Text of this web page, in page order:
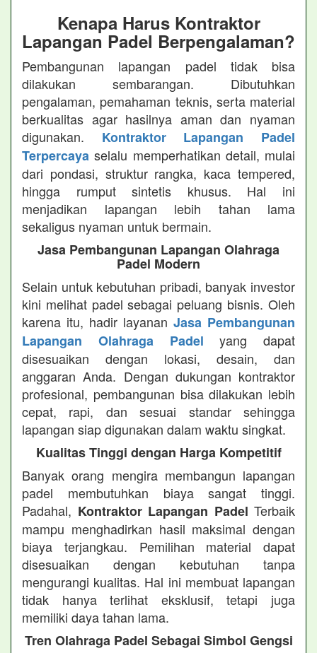
Kenapa Harus Kontraktor
Lapangan Padel Berpengalaman?
Pembangunan lapangan padel tidak bisa
dilakukan sembarangan. Dibutuhkan
pengalaman, pemahaman teknis, serta material
berkualitas agar hasilnya aman dan nyaman
digunakan. Kontraktor Lapangan Padel
Terpercaya selalu memperhatikan detail, mulai
dari pondasi, struktur rangka, kaca tempered,
hingga rumput sintetis khusus. Hal ini
menjadikan lapangan lebih tahan lama
sekaligus nyaman untuk bermain.
Jasa Pembangunan Lapangan Olahraga
Padel Modern
Selain untuk kebutuhan pribadi, banyak investor
kini melihat padel sebagai peluang bisnis. Oleh
karena itu, hadir layanan Jasa Pembangunan
Lapangan Olahraga Padel yang dapat
disesuaikan dengan lokasi, desain, dan
anggaran Anda. Dengan dukungan kontraktor
profesional, pembangunan bisa dilakukan lebih
cepat, rapi, dan sesuai standar sehingga
lapangan siap digunakan dalam waktu singkat.
Kualitas Tinggi dengan Harga Kompetitif
Banyak orang mengira membangun lapangan
padel membutuhkan biaya sangat tinggi.
Padahal, Kontraktor Lapangan Padel Terbaik
mampu menghadirkan hasil maksimal dengan
biaya terjangkau. Pemilihan material dapat
disesuaikan dengan kebutuhan tanpa
mengurangi kualitas. Hal ini membuat lapangan
tidak hanya terlihat eksklusif, tetapi juga
memiliki daya tahan lama.
Tren Olahraga Padel Sebagai Simbol Gengsi